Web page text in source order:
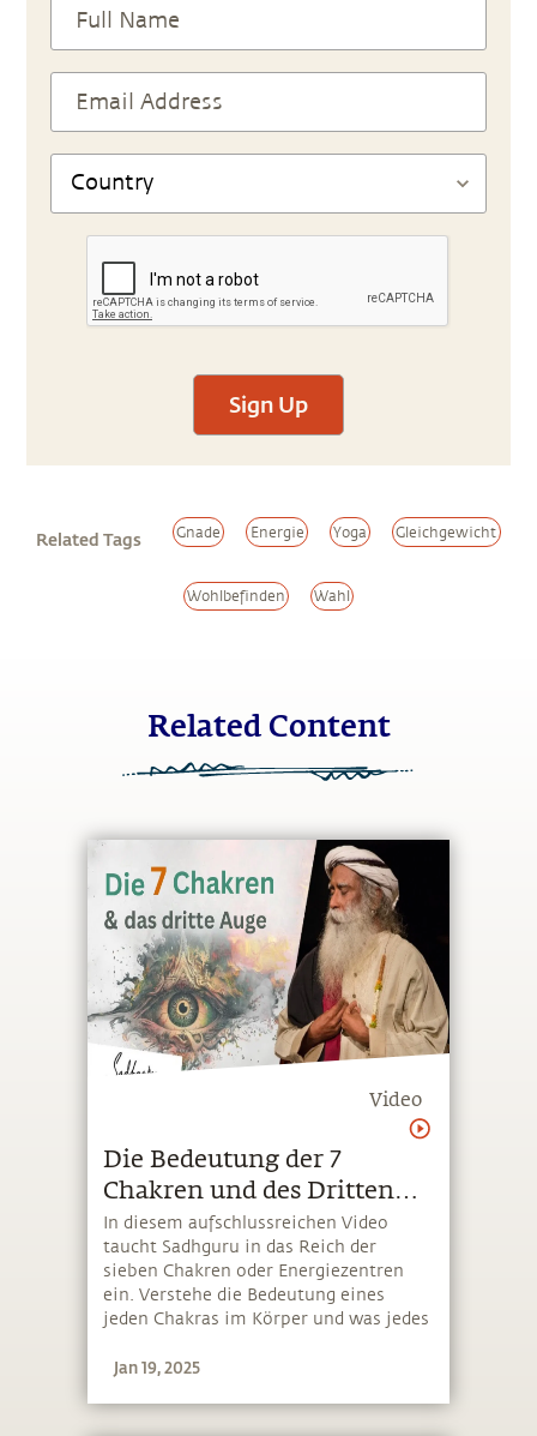
Sign Up
Related Tags Gnade Energie Yoga Gleichgewicht
Wohlbefinden Wahl
Related Content
Video
Die Bedeutung der 7
Chakren und des Dritten
Auges
In diesem aufschlussreichen Video
taucht Sadhguru in das Reich der
sieben Chakren oder Energiezentren
ein. Verstehe die Bedeutung eines
jeden Chakras im Körper und was jedes
Jan 19, 2025